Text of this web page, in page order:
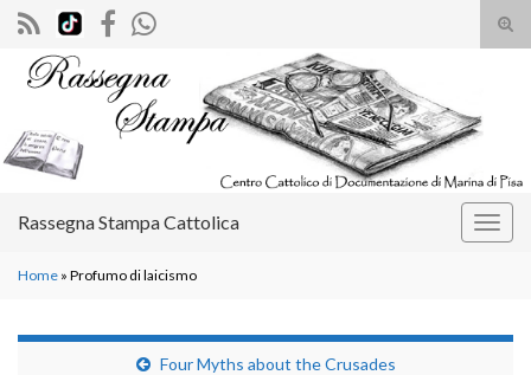
il
Search for:
Rassegna Stampa Cattolica
Home » Profumo di laicismo
Four Myths about the Crusades